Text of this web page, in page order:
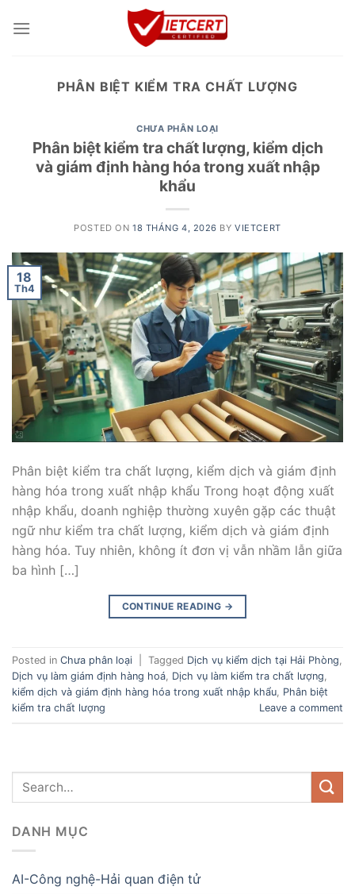
PHÂN BIỆT KIỂM TRA CHẤT LƯỢNG
CHƯA PHÂN LOẠI
Phân biệt kiểm tra chất lượng, kiểm dịch
và giám định hàng hóa trong xuất nhập
khẩu
POSTED ON 18 THÁNG 4, 2026 BYVIETCERT
18
Th4
Phân biệt kiểm tra chất lượng, kiểm dịch và giám định
hàng hóa trong xuất nhập khẩu Trong hoạt động xuất
nhập khẩu, doanh nghiệp thường xuyên gặp các thuật
ngữ như kiểm tra chất lượng, kiểm dịch và giám định
hàng hóa. Tuy nhiên, không ít đơn vị vẫn nhầm lẫn giữa
ba hình […]
CONTINUE READING →
Posted in Chưa phân loại Tagged Dịch vụ kiểm dịch tại Hải Phòng
Dịch vụ làm giám định hàng hoá Dịch vụ làm kiểm tra chất lượng
kiểm dịch và giám định hàng hóa trong xuất nhập khẩu Phân biệt
kiểm tra chất lượng
Leave a comment
DANH MỤC
AI-Công nghệ-Hải quan điện tử